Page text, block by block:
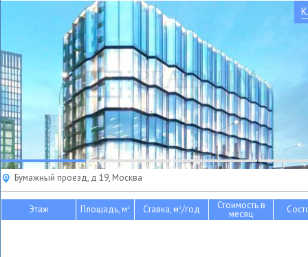
Бумажный проезд, д 19, Москва
Этаж Площадь, м2 Ставка, м2/год Стоимость в
месяц